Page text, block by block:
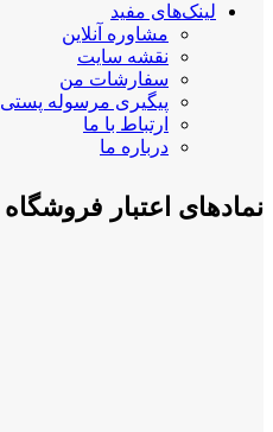
لینک‌های مفید
مشاوره آنلاین
نقشه سایت
سفارشات من
پیگیری مرسوله پستی
ارتباط با ما
درباره ما
نمادهای اعتبار فروشگاه